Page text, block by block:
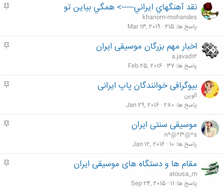
م
نقد آهنگهاي ايراني-----> همگي بياين تو
khanom-mohandes
پاسخ ها 215
Mar 13, 2019
م
اخبار مهم بزرگان موسیقی ایران
a.javad12
پاسخ ها 37
Feb 25, 2016
م
بیوگرافی خوانندگان پاپ ایرانی
آلوین
پاسخ ها 280
Jan 29, 2016
م
موسیقی سنتی ایران
n*@*f*@*s
پاسخ ها 10
Jan 12, 2016
م
مقام ها و دستگاه های موسیقی ایران
atousa_m
پاسخ ها 11
Sep 24, 2015